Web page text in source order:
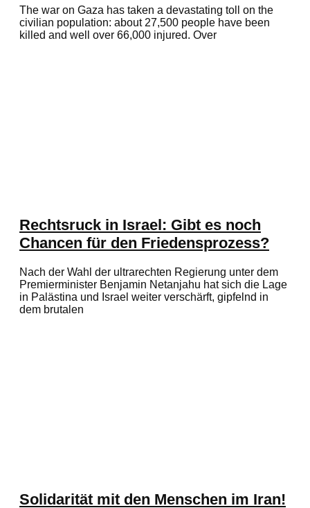
The war on Gaza has taken a devastating toll on the
civilian population: about 27,500 people have been
killed and well over 66,000 injured. Over
Rechtsruck in Israel: Gibt es noch
Chancen für den Friedensprozess?
Nach der Wahl der ultrarechten Regierung unter dem
Premierminister Benjamin Netanjahu hat sich die Lage
in Palästina und Israel weiter verschärft, gipfelnd in
dem brutalen
Solidarität mit den Menschen im Iran!